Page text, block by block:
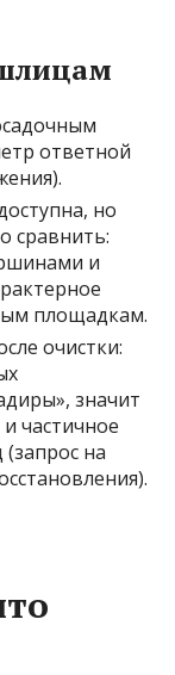
ответной
но
сравнить:
и
площадкам.
очистки:
значит
частичное
на